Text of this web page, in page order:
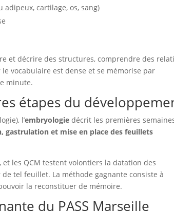
cartilage, os, sang)
et décrire des structures, comprendre des
le vocabulaire est dense et se mémorise par
minute.
étapes du
l’embryologie décrit les premières
et mise en place des feuillets
et les QCM testent volontiers la datation des
tel feuillet. La méthode gagnante consiste à
la reconstituer de mémoire.
du PASS Marseille